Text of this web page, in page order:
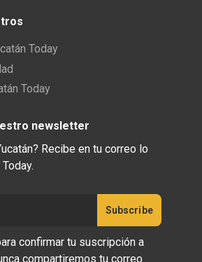
Today
Today
newsletter
Recibe en tu correo lo
confirmar tu suscripción a
compartiremos tu correo